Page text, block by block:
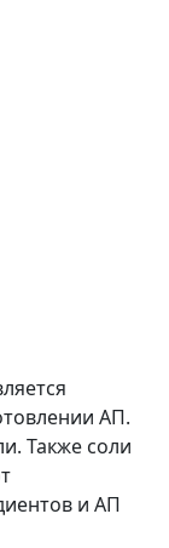
АП.
Также соли
и АП